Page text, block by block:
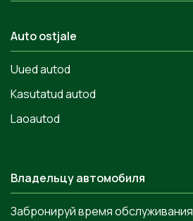
Auto ostjale
Uued autod
Kasutatud autod
Laoautod
Владельцу автомобиля
Забронируй время обслуживания